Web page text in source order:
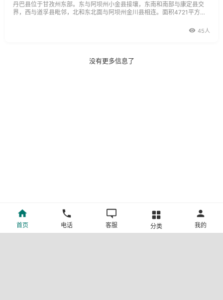
丹巴县位于甘孜州东部。东与阿坝州小金县接壤，东南和南部与康定县交
界，西与道孚县毗邻，北和东北面与阿坝州金川县相连。面积4721平方公
45人
没有更多信息了
首页 电话 客服 分类 我的